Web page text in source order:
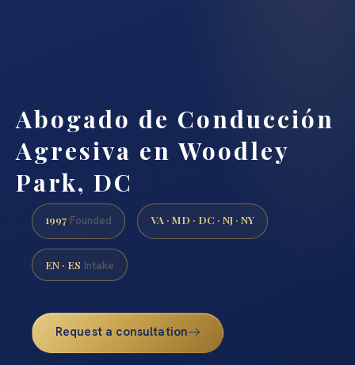
Abogado de Conducción
Agresiva en Woodley
Park, DC
1997 Founded VA · MD · DC · NJ · NY
EN · ES Intake
Request a consultation